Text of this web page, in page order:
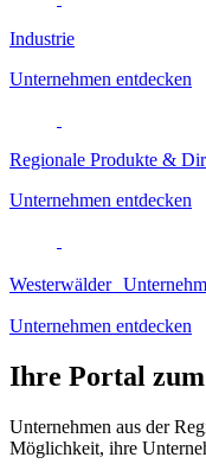
Industrie
Unternehmen entdecken
Regionale Produkte &
Unternehmen entdecken
Westerwälder
Unternehmen entdecken
Ihre Portal
Unternehmen aus der
Möglichkeit, ihre